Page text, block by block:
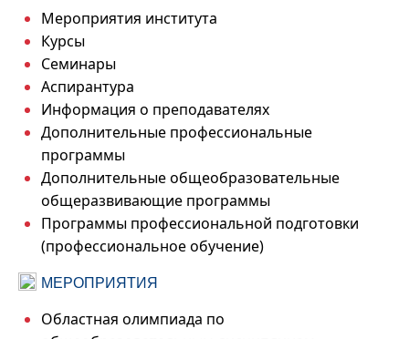
Мероприятия института
Курсы
Семинары
Аспирантура
Информация о преподавателях
Дополнительные профессиональные
программы
Дополнительные общеобразовательные
общеразвивающие программы
Программы профессиональной подготовки
(профессиональное обучение)
МЕРОПРИЯТИЯ
Областная олимпиада по